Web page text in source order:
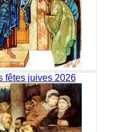
fêtes juives 2026